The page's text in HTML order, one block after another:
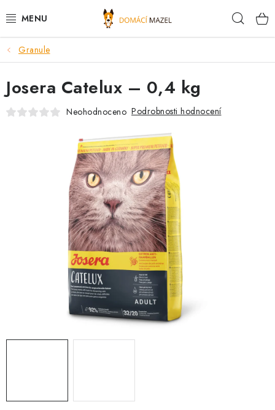
na
DOPORUČUJEME
VÝPRODEJ SKLADU
PSI
PRO CHOVATELE
PETLOVER
DOPRAVA PO OSTRAVĚ, HLUČÍNĚ A OKOLÍ
Granule
Josera Catelux – 0,4 kg
Neohodnoceno Podrobnosti hodnocení